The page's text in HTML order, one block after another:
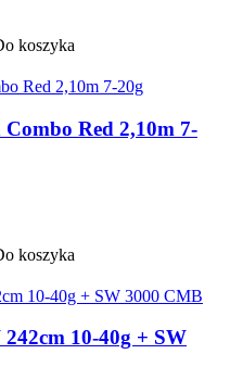
koszyka
Red 2,10m 7-
koszyka
10-40g + SW